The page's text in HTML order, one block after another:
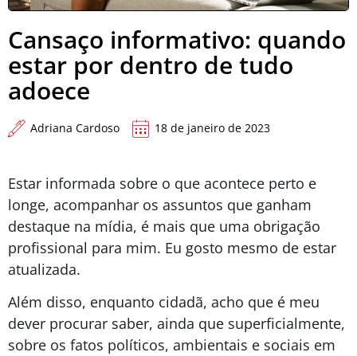
Cansaço informativo: quando
estar por dentro de tudo
adoece
Adriana Cardoso 18 de janeiro de 2023
Estar informada sobre o que acontece perto e
longe, acompanhar os assuntos que ganham
destaque na mídia, é mais que uma obrigação
profissional para mim. Eu gosto mesmo de estar
atualizada.
Além disso, enquanto cidadã, acho que é meu
dever procurar saber, ainda que superficialmente,
sobre os fatos políticos, ambientais e sociais em